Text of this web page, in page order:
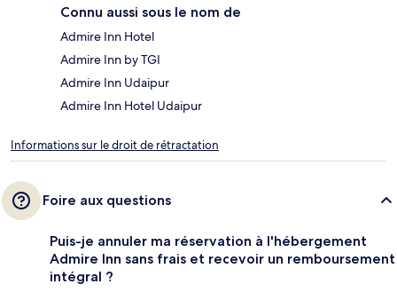
Connu aussi sous le nom de
Admire Inn Hotel
Admire Inn by TGI
Admire Inn Udaipur
Admire Inn Hotel Udaipur
Informations sur le droit de rétractation
Foire aux questions
Puis-je annuler ma réservation à l'hébergement
Admire Inn sans frais et recevoir un remboursement
intégral ?